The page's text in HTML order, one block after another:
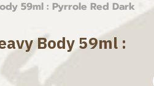
59ml : Pyrrole Red Dark
Body 59ml :